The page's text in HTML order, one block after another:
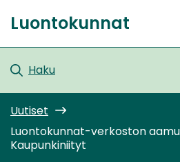
sisältöön
Etusivu
Luontokunnat
Haku
Uutiset
Luontokunnat-verkoston
Kaupunkiniityt